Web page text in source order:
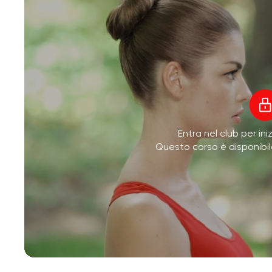
Entra nel club per
Questo corso è